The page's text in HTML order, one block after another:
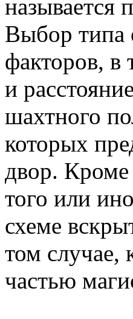
называется
Выбор типа
факторов, в
и
шахтного
которых
двор. Кроме
того или
схеме
том случае,
частью